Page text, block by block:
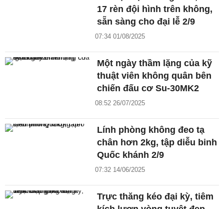
17 rèn đội hình trên không,
sẵn sàng cho đại lễ 2/9
07:34 01/08/2025
Một ngày thầm lặng của kỹ
thuật viên không quân bên
chiến đấu cơ Su-30MK2
08:52 26/07/2025
Lính phòng không đeo tạ
chân hơn 2kg, tập diễu binh
Quốc khánh 2/9
07:32 14/06/2025
Trực thăng kéo đại kỳ, tiêm